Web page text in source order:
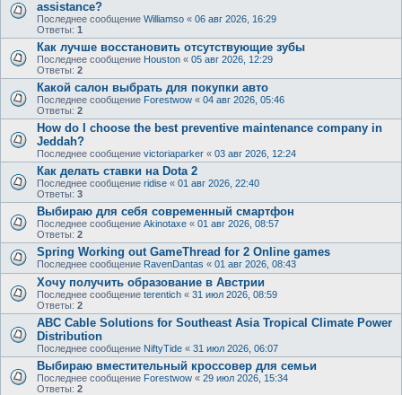
assistance?
Последнее сообщение Williamso « 06 авг 2026, 16:29
Ответы: 1
Как лучше восстановить отсутствующие зубы
Последнее сообщение Houston « 05 авг 2026, 12:29
Ответы: 2
Какой салон выбрать для покупки авто
Последнее сообщение Forestwow « 04 авг 2026, 05:46
Ответы: 2
How do I choose the best preventive maintenance company in
Jeddah?
Последнее сообщение victoriaparker « 03 авг 2026, 12:24
Как делать ставки на Dota 2
Последнее сообщение ridise « 01 авг 2026, 22:40
Ответы: 3
Выбираю для себя современный смартфон
Последнее сообщение Akinotaxe « 01 авг 2026, 08:57
Ответы: 2
Spring Working out GameThread for 2 Online games
Последнее сообщение RavenDantas « 01 авг 2026, 08:43
Хочу получить образование в Австрии
Последнее сообщение terentich « 31 июл 2026, 08:59
Ответы: 2
ABC Cable Solutions for Southeast Asia Tropical Climate Power
Distribution
Последнее сообщение NiftyTide « 31 июл 2026, 06:07
Выбираю вместительный кроссовер для семьи
Последнее сообщение Forestwow « 29 июл 2026, 15:34
Ответы: 2